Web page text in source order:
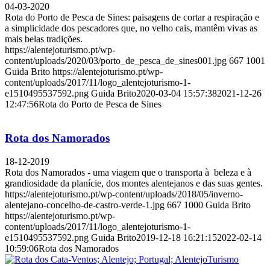
04-03-2020
Rota do Porto de Pesca de Sines: paisagens de cortar a respiração e
a simplicidade dos pescadores que, no velho cais, mantêm vivas as
mais belas tradições.
https://alentejoturismo.pt/wp-
content/uploads/2020/03/porto_de_pesca_de_sines001.jpg 667 1001
Guida Brito https://alentejoturismo.pt/wp-
content/uploads/2017/11/logo_alentejoturismo-1-
e1510495537592.png Guida Brito2020-03-04 15:57:382021-12-26
12:47:56Rota do Porto de Pesca de Sines
Rota dos Namorados
18-12-2019
Rota dos Namorados - uma viagem que o transporta à beleza e à
grandiosidade da planície, dos montes alentejanos e das suas gentes.
https://alentejoturismo.pt/wp-content/uploads/2018/05/inverno-
alentejano-concelho-de-castro-verde-1.jpg 667 1000 Guida Brito
https://alentejoturismo.pt/wp-
content/uploads/2017/11/logo_alentejoturismo-1-
e1510495537592.png Guida Brito2019-12-18 16:21:152022-02-14
10:59:06Rota dos Namorados